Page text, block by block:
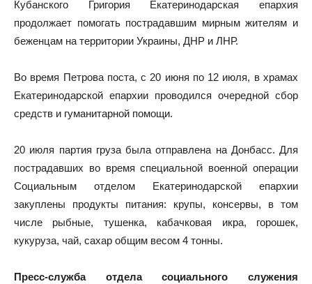
Кубанского Григория Екатеринодарская епархия
продолжает помогать пострадавшим мирным жителям и
беженцам на территории Украины, ДНР и ЛНР.
Во время Петрова поста, с 20 июня по 12 июля, в храмах
Екатеринодарской епархии проводился очередной сбор
средств и гуманитарной помощи.
20 июля партия груза была отправлена на Донбасс. Для
пострадавших во время специальной военной операции
Социальным отделом Екатеринодарской епархии
закуплены продукты питания: крупы, консервы, в том
числе рыбные, тушенка, кабачковая икра, горошек,
кукуруза, чай, сахар общим весом 4 тонны.
Пресс-служба отдела социального служения